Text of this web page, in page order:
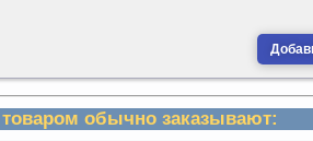
обычно заказывают: